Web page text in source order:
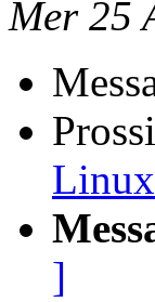
Mer 25
Linux
]